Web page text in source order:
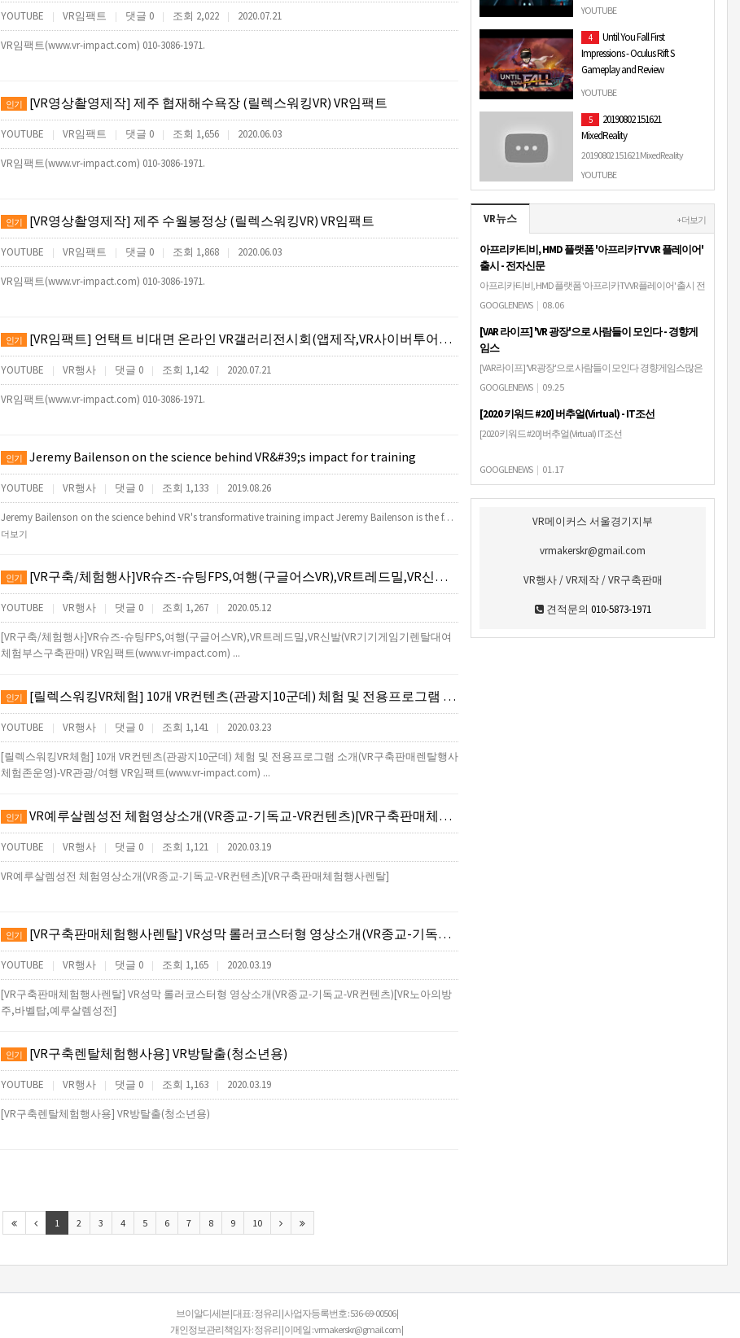
YOUTUBE | VR임팩트 | 댓글 0 | 조회 2,022 | 2020.07.21
VR임팩트(www.vr-impact.com) 010-3086-1971.
인기 [VR영상촬영제작] 제주 협재해수욕장 (릴렉스워킹VR) VR임팩트
YOUTUBE | VR임팩트 | 댓글 0 | 조회 1,656 | 2020.06.03
VR임팩트(www.vr-impact.com) 010-3086-1971.
인기 [VR영상촬영제작] 제주 수월봉정상 (릴렉스워킹VR) VR임팩트
YOUTUBE | VR임팩트 | 댓글 0 | 조회 1,868 | 2020.06.03
VR임팩트(www.vr-impact.com) 010-3086-1971.
인기 [VR임팩트] 언택트 비대면 온라인 VR갤러리전시회(앱제작,VR사이버투어제작,VR컨텐츠제작)
YOUTUBE | VR행사 | 댓글 0 | 조회 1,142 | 2020.07.21
VR임팩트(www.vr-impact.com) 010-3086-1971.
인기 Jeremy Bailenson on the science behind VR&#39;s impact for training
YOUTUBE | VR행사 | 댓글 0 | 조회 1,133 | 2019.08.26
Jeremy Bailenson on the science behind VR's transformative training impact Jeremy Bailenson is the f…
더보기
인기 [VR구축/체험행사]VR슈즈-슈팅FPS,여행(구글어스VR),VR트레드밀,VR신발(VR기기게임기렌탈대여체험부스구축판매)
YOUTUBE | VR행사 | 댓글 0 | 조회 1,267 | 2020.05.12
[VR구축/체험행사]VR슈즈-슈팅FPS,여행(구글어스VR),VR트레드밀,VR신발(VR기기게임기렌탈대여
체험부스구축판매) VR임팩트(www.vr-impact.com) ...
인기 [릴렉스워킹VR체험] 10개 VR컨텐츠(관광지10군데) 체험 및 전용프로그램 소개(VR구축판매렌탈행사체험존운영)-VR관광/여행
YOUTUBE | VR행사 | 댓글 0 | 조회 1,141 | 2020.03.23
[릴렉스워킹VR체험] 10개 VR컨텐츠(관광지10군데) 체험 및 전용프로그램 소개(VR구축판매렌탈행사
체험존운영)-VR관광/여행 VR임팩트(www.vr-impact.com) ...
인기 VR예루살렘성전 체험영상소개(VR종교-기독교-VR컨텐츠)[VR구축판매체험행사렌탈]
YOUTUBE | VR행사 | 댓글 0 | 조회 1,121 | 2020.03.19
VR예루살렘성전 체험영상소개(VR종교-기독교-VR컨텐츠)[VR구축판매체험행사렌탈]
인기 [VR구축판매체험행사렌탈] VR성막 롤러코스터형 영상소개(VR종교-기독교-VR컨텐츠)[VR노아의방주,바벨탑,예루살렘성전]
YOUTUBE | VR행사 | 댓글 0 | 조회 1,165 | 2020.03.19
[VR구축판매체험행사렌탈] VR성막 롤러코스터형 영상소개(VR종교-기독교-VR컨텐츠)[VR노아의방
주,바벨탑,예루살렘성전]
인기 [VR구축렌탈체험행사용] VR방탈출(청소년용)
YOUTUBE | VR행사 | 댓글 0 | 조회 1,163 | 2020.03.19
[VR구축렌탈체험행사용] VR방탈출(청소년용)
1 2 3 4 5 6 7 8 9 10
BeatSaber - Balearic Pumping - VR
YOUTUBE
4
Until You Fall First
Impressions - Oculus Rift S
Gameplay and Review
Be sure to Subscribe to catch new
Like rating :D In todays video we get
to take a lo…
YOUTUBE
5
20190802 151621
MixedReality
20190802 151621 MixedReality
YOUTUBE
VR뉴스 + 더보기
아프리카티비, HMD 플랫폼 '아프리카TV VR 플레이어'
출시 - 전자신문
아프리카티비, HMD 플랫폼 '아프리카TV VR 플레이어' 출시 전
자신문아프리카TV가 HMD 전용 콘텐츠 플랫폼을 론칭한다.
폼 '아프리카TV VR409플레…
GOOGLENEWS | 08.06
[VAR 라이프] 'VR 광장'으로 사람들이 모인다 - 경향게
임스
[VAR 라이프] 'VR 광장'으로 사람들이 모인다 경향게임스많은
사람들이 모일 수 있게 만들어 놓은, 열린 구조의 넓은 공터.
서 '광장'은 단순히 장…
GOOGLENEWS | 09.25
[2020 키워드 #20] 버추얼(Virtual) - IT조선
[2020 키워드 #20] 버추얼(Virtual) IT조선
GOOGLENEWS | 01.17
VR메이커스 서울경기지부
vrmakerskr@gmail.com
VR행사 / VR제작 / VR구축판매
견적문의 010-5873-1971
브이알디세븐 | 대표 : 정유리 | 사업자등록번호 : 536-69-00506 |
개인정보관리책임자 : 정유리 | 이메일 : vrmakerskr@gmail.com |